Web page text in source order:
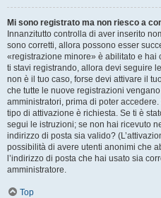
Mi sono registrato ma non riesco a
Innanzitutto controlla di aver inserito
sono corretti, allora possono esser
«registrazione minore» è abilitato e hai
ti stavi registrando, allora devi seguire
non è il tuo caso, forse devi attivare il
che tutte le nuove registrazioni
amministratori, prima di poter
tipo di attivazione è richiesta. Se ti è
segui le istruzioni; se non hai ricevuto
indirizzo di posta sia valido?
possibilità di avere utenti anonimi che
l’indirizzo di posta che hai usato sia
amministratore.
Top